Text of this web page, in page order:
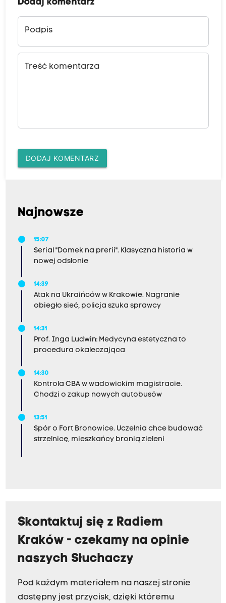
Dodaj komentarz
Podpis
Treść komentarza
DODAJ KOMENTARZ
Najnowsze
15:07
Serial "Domek na prerii". Klasyczna historia w
nowej odsłonie
14:39
Atak na Ukraińców w Krakowie. Nagranie
obiegło sieć, policja szuka sprawcy
14:31
Prof. Inga Ludwin: Medycyna estetyczna to
procedura okaleczająca
14:30
Kontrola CBA w wadowickim magistracie.
Chodzi o zakup nowych autobusów
13:51
Spór o Fort Bronowice. Uczelnia chce budować
strzelnicę, mieszkańcy bronią zieleni
Skontaktuj się z Radiem
Kraków - czekamy na opinie
naszych Słuchaczy
Pod każdym materiałem na naszej stronie
dostępny jest przycisk, dzięki któremu